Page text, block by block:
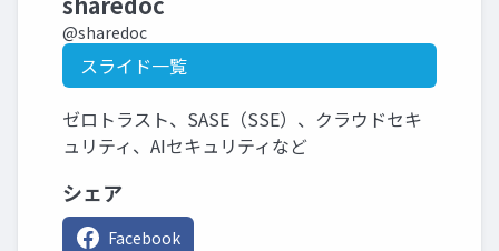
@sharedoc
スライド一覧
ゼロトラスト、SASE（SSE）、クラウドセキ
ュリティ、AIセキュリティなど
シェア
Facebook